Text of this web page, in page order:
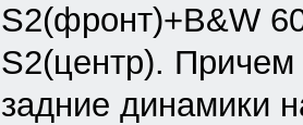
S2(фронт)+B&W
S2(центр). Причем
задние динамики